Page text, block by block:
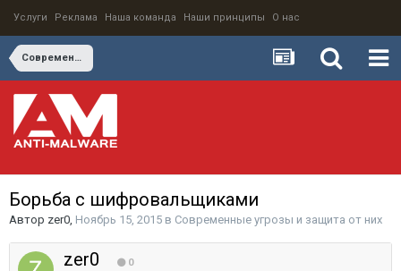
Услуги Реклама Наша команда Наши принципы О нас
Современные угрозы и защита от них
Борьба с шифровальщиками
Автор zer0, Ноябрь 15, 2015 в Современные угрозы и защита от них
zer0 0